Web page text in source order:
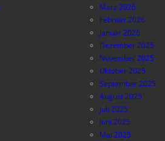
März 2026
Februar 2026
Januar 2026
Dezember 2025
November 2025
Oktober 2025
September 2025
August 2025
Juli 2025
Juni 2025
Mai 2025